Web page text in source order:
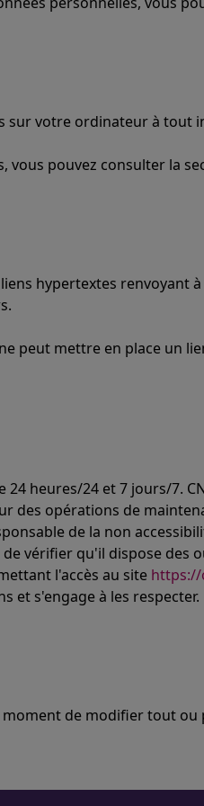
sur votre ordinateur à tout
pouvez consulter la
hypertextes renvoyant
ne peut mettre en place un
24 heures/24 et 7 jours/7.
opérations de
de la non
vérifier qu'il dispose
l'accès au site https://
et s'engage à les respecter.
de modifier tout